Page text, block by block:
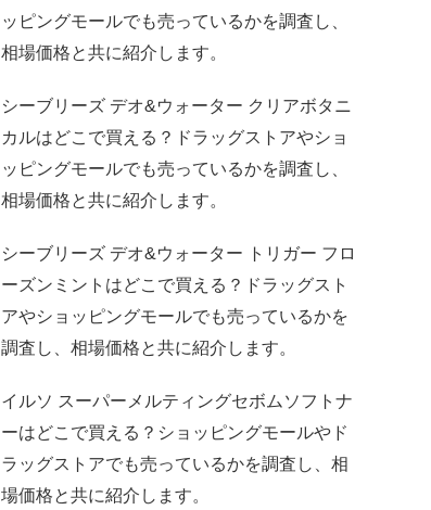
ッピングモールでも売っているかを調査し、
相場価格と共に紹介します。
シーブリーズ デオ&ウォーター クリアボタニ
カルはどこで買える？ドラッグストアやショ
ッピングモールでも売っているかを調査し、
相場価格と共に紹介します。
シーブリーズ デオ&ウォーター トリガー フロ
ーズンミントはどこで買える？ドラッグスト
アやショッピングモールでも売っているかを
調査し、相場価格と共に紹介します。
イルソ スーパーメルティングセボムソフトナ
ーはどこで買える？ショッピングモールやド
ラッグストアでも売っているかを調査し、相
場価格と共に紹介します。